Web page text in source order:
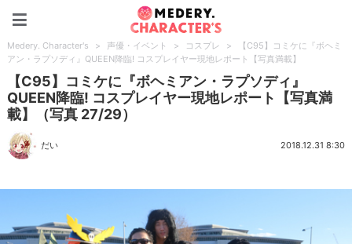
Medery. Character's > 声優・イベント > コスプレ >
【C95】コミケに『ボヘミ
アン・ラプソディ』QUEEN降臨! コスプレイヤー現地レポート【写真満載】
【C95】コミケに『ボヘミアン・ラプソディ』
QUEEN降臨! コスプレイヤー現地レポート【写真満
載】（写真 27/29）
だい 2018.12.31 8:30